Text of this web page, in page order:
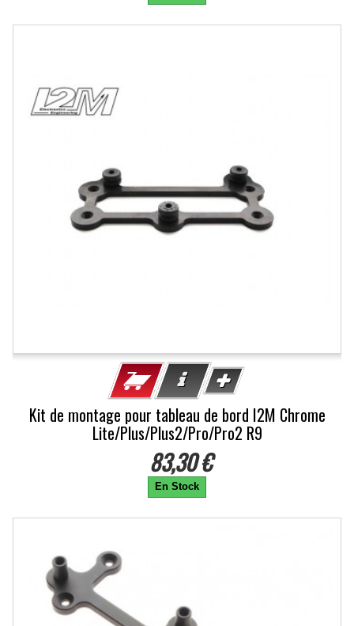
Kit de montage pour tableau de bord I2M Chrome
Lite/Plus/Plus2/Pro/Pro2 R9
83,30 €
En Stock